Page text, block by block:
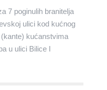
7 poginulih branitelja
ulici kod kućnog
kućanstvima
u ulici Bilice I